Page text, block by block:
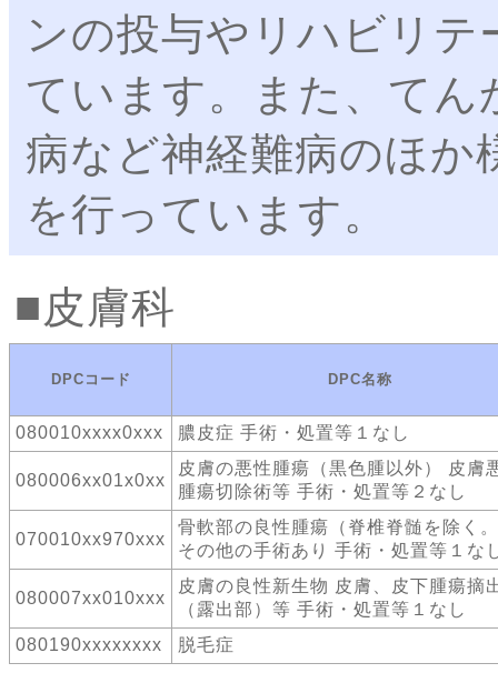
ンの投与やリハビリ
ています。また、て
病など神経難病のほか
を行っています。
皮膚科
DPCコード DPC名称
080010xxxx0xxx 膿皮症 手術・処置等１なし
080006xx01x0xx
皮膚の悪性腫瘍（黒色腫以外） 皮膚
腫瘍切除術等 手術・処置等２なし
070010xx970xxx
骨軟部の良性腫瘍（脊椎脊髄を除く
その他の手術あり 手術・処置等１な
080007xx010xxx
皮膚の良性新生物 皮膚、皮下腫瘍摘
（露出部）等 手術・処置等１なし
080190xxxxxxxx
脱毛症